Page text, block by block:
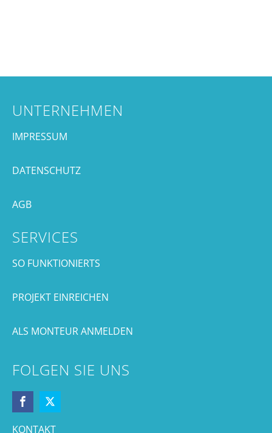
UNTERNEHMEN
IMPRESSUM
DATENSCHUTZ
AGB
SERVICES
SO FUNKTIONIERTS
PROJEKT EINREICHEN
ALS MONTEUR ANMELDEN
FOLGEN SIE UNS
KONTAKT